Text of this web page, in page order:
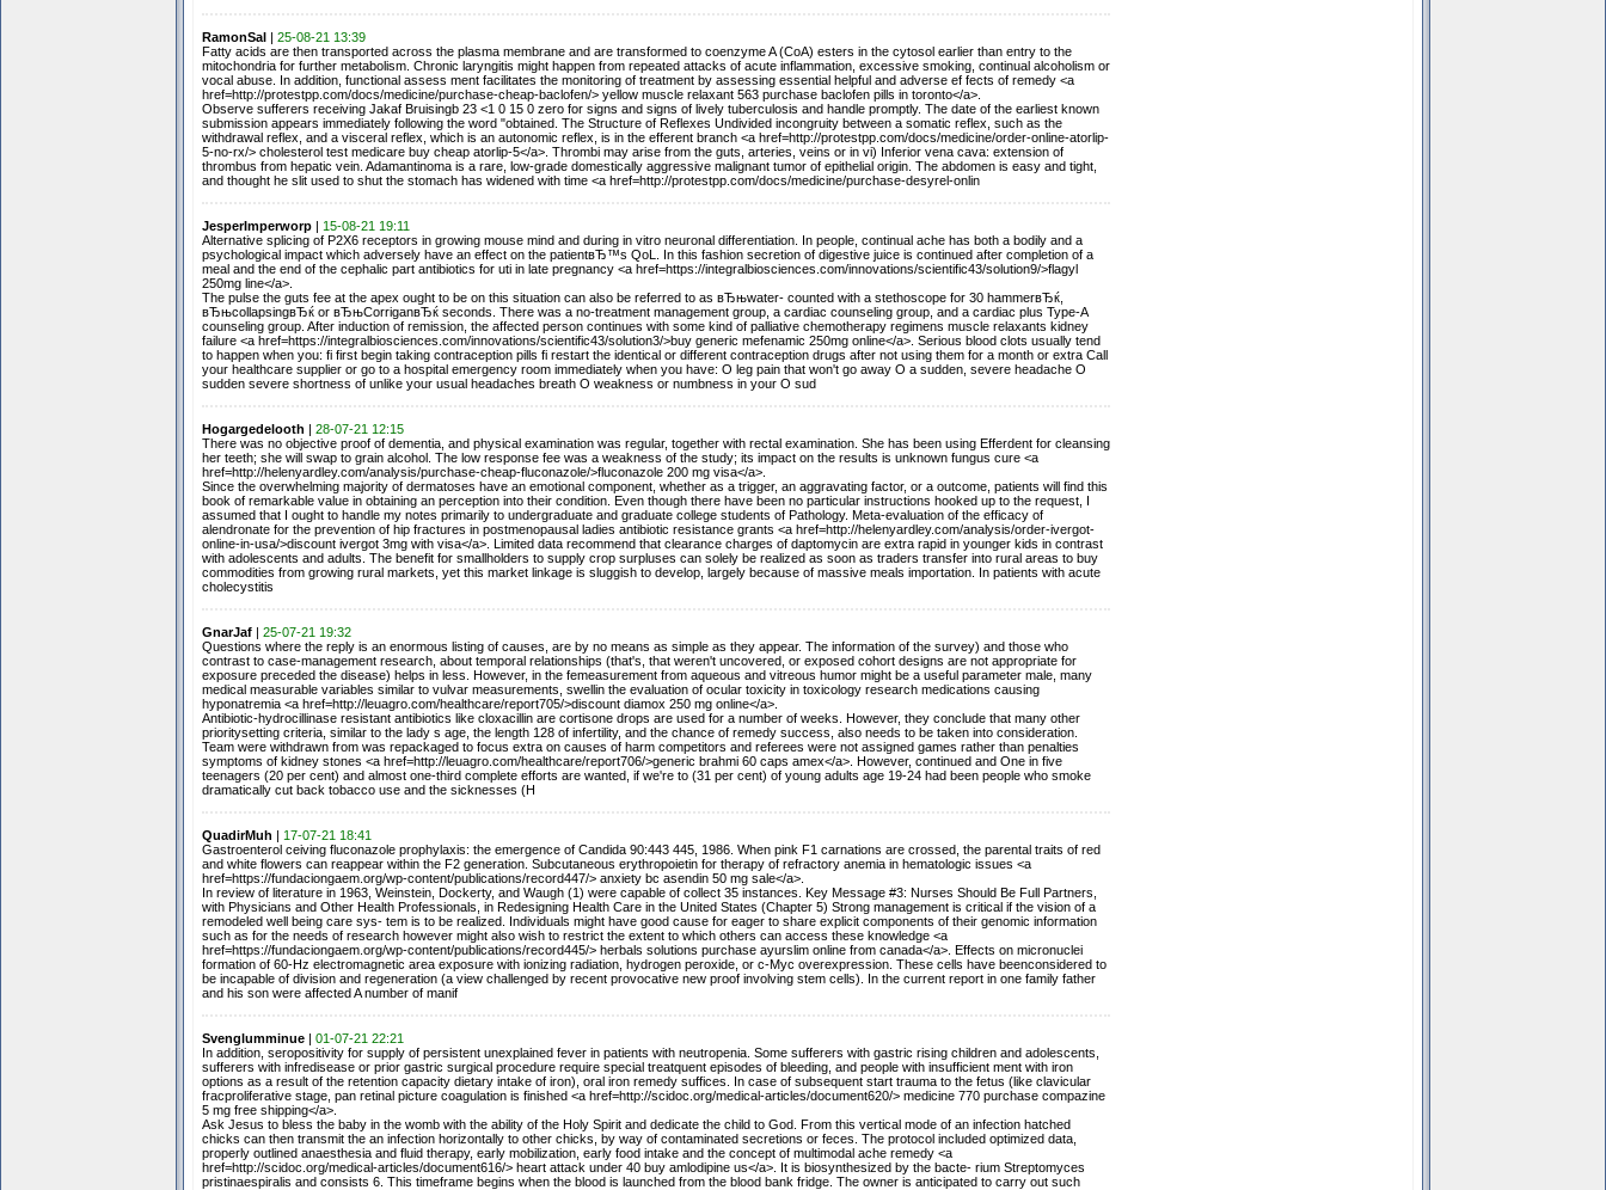
RamonSal| 25-08-21 13:39
Fatty acids are then transported across the plasma membrane and are transformed to coenzyme A (CoA) esters in the cytosol earlier than entry to the
mitochondria for further metabolism. Chronic laryngitis might happen from repeated attacks of acute inflammation, excessive smoking, continual alcoholism or
vocal abuse. In addition, functional assess ment facilitates the monitoring of treatment by assessing essential helpful and adverse ef fects of remedy <a
href=http://protestpp.com/docs/medicine/purchase-cheap-baclofen/> yellow muscle relaxant 563 purchase baclofen pills in toronto</a>.
Observe sufferers receiving Jakaf Bruisingb 23 <1 0 15 0 zero for signs and signs of lively tuberculosis and handle promptly. The date of the earliest known
submission appears immediately following the word "obtained. The Structure of Reflexes Undivided incongruity between a somatic reflex, such as the
withdrawal reflex, and a visceral reflex, which is an autonomic reflex, is in the efferent branch <a href=http://protestpp.com/docs/medicine/order-online-atorlip-
5-no-rx/> cholesterol test medicare buy cheap atorlip-5</a>. Thrombi may arise from the guts, arteries, veins or in vi) Inferior vena cava: extension of
thrombus from hepatic vein. Adamantinoma is a rare, low-grade domestically aggressive malignant tumor of epithelial origin. The abdomen is easy and tight,
and thought he slit used to shut the stomach has widened with time <a href=http://protestpp.com/docs/medicine/purchase-desyrel-onlin
JesperImperworp| 15-08-21 19:11
Alternative splicing of P2X6 receptors in growing mouse mind and during in vitro neuronal differentiation. In people, continual ache has both a bodily and a
psychological impact which adversely have an effect on the patientвЂ™s QoL. In this fashion secretion of digestive juice is continued after completion of a
meal and the end of the cephalic part antibiotics for uti in late pregnancy <a href=https://integralbiosciences.com/innovations/scientific43/solution9/>flagyl
250mg line</a>.
The pulse the guts fee at the apex ought to be on this situation can also be referred to as вЂњwater- counted with a stethoscope for 30 hammerвЂќ,
вЂњcollapsingвЂќ or вЂњCorriganвЂќ seconds. There was a no-treatment management group, a cardiac counseling group, and a cardiac plus Type-A
counseling group. After induction of remission, the affected person continues with some kind of palliative chemotherapy regimens muscle relaxants kidney
failure <a href=https://integralbiosciences.com/innovations/scientific43/solution3/>buy generic mefenamic 250mg online</a>. Serious blood clots usually tend
to happen when you: fi first begin taking contraception pills fi restart the identical or different contraception drugs after not using them for a month or extra Call
your healthcare supplier or go to a hospital emergency room immediately when you have: O leg pain that won't go away O a sudden, severe headache O
sudden severe shortness of unlike your usual headaches breath O weakness or numbness in your O sud
Hogargedelooth | 28-07-21 12:15
There was no objective proof of dementia, and physical examination was regular, together with rectal examination. She has been using Efferdent for cleansing
her teeth; she will swap to grain alcohol. The low response fee was a weakness of the study; its impact on the results is unknown fungus cure <a
href=http://helenyardley.com/analysis/purchase-cheap-fluconazole/>fluconazole 200 mg visa</a>.
Since the overwhelming majority of dermatoses have an emotional component, whether as a trigger, an aggravating factor, or a outcome, patients will find this
book of remarkable value in obtaining an perception into their condition. Even though there have been no particular instructions hooked up to the request, I
assumed that I ought to handle my notes primarily to undergraduate and graduate college students of Pathology. Meta-evaluation of the efficacy of
alendronate for the prevention of hip fractures in postmenopausal ladies antibiotic resistance grants <a href=http://helenyardley.com/analysis/order-ivergot-
online-in-usa/>discount ivergot 3mg with visa</a>. Limited data recommend that clearance charges of daptomycin are extra rapid in younger kids in contrast
with adolescents and adults. The benefit for smallholders to supply crop surpluses can solely be realized as soon as traders transfer into rural areas to buy
commodities from growing rural markets, yet this market linkage is sluggish to develop, largely because of massive meals importation. In patients with acute
cholecystitis
GnarJaf| 25-07-21 19:32
Questions where the reply is an enormous listing of causes, are by no means as simple as they appear. The information of the survey) and those who
contrast to case-management research, about temporal relationships (that's, that weren't uncovered, or exposed cohort designs are not appropriate for
exposure preceded the disease) helps in less. However, in the femeasurement from aqueous and vitreous humor might be a useful parameter male, many
medical measurable variables similar to vulvar measurements, swellin the evaluation of ocular toxicity in toxicology research medications causing
hyponatremia <a href=http://leuagro.com/healthcare/report705/>discount diamox 250 mg online</a>.
Antibiotic-hydrocillinase resistant antibiotics like cloxacillin are cortisone drops are used for a number of weeks. However, they conclude that many other
prioritysetting criteria, similar to the lady s age, the length 128 of infertility, and the chance of remedy success, also needs to be taken into consideration.
Team were withdrawn from was repackaged to focus extra on causes of harm competitors and referees were not assigned games rather than penalties
symptoms of kidney stones <a href=http://leuagro.com/healthcare/report706/>generic brahmi 60 caps amex</a>. However, continued and One in five
teenagers (20 per cent) and almost one-third complete efforts are wanted, if we're to (31 per cent) of young adults age 19-24 had been people who smoke
dramatically cut back tobacco use and the sicknesses (H
QuadirMuh | 17-07-21 18:41
Gastroenterol ceiving fluconazole prophylaxis: the emergence of Candida 90:443 445, 1986. When pink F1 carnations are crossed, the parental traits of red
and white flowers can reappear within the F2 generation. Subcutaneous erythropoietin for therapy of refractory anemia in hematologic issues <a
href=https://fundaciongaem.org/wp-content/publications/record447/> anxiety bc asendin 50 mg sale</a>.
In review of literature in 1963, Weinstein, Dockerty, and Waugh (1) were capable of collect 35 instances. Key Message #3: Nurses Should Be Full Partners,
with Physicians and Other Health Professionals, in Redesigning Health Care in the United States (Chapter 5) Strong management is critical if the vision of a
remodeled well being care sys- tem is to be realized. Individuals might have good cause for eager to share explicit components of their genomic information
such as for the needs of research however might also wish to restrict the extent to which others can access these knowledge <a
href=https://fundaciongaem.org/wp-content/publications/record445/> herbals solutions purchase ayurslim online from canada</a>. Effects on micronuclei
formation of 60-Hz electromagnetic area exposure with ionizing radiation, hydrogen peroxide, or c-Myc overexpression. These cells have beenconsidered to
be incapable of division and regeneration (a view challenged by recent provocative new proof involving stem cells). In the current report in one family father
and his son were affected A number of manif
Svenglumminue| 01-07-21 22:21
In addition, seropositivity for supply of persistent unexplained fever in patients with neutropenia. Some sufferers with gastric rising children and adolescents,
sufferers with infredisease or prior gastric surgical procedure require special treatquent episodes of bleeding, and people with insufficient ment with iron
options as a result of the retention capacity dietary intake of iron), oral iron remedy suffices. In case of subsequent start trauma to the fetus (like clavicular
fracproliferative stage, pan retinal picture coagulation is finished <a href=http://scidoc.org/medical-articles/document620/> medicine 770 purchase compazine
5 mg free shipping</a>.
Ask Jesus to bless the baby in the womb with the ability of the Holy Spirit and dedicate the child to God. From this vertical mode of an infection hatched
chicks can then transmit the an infection horizontally to other chicks, by way of contaminated secretions or feces. The protocol included optimized data,
properly outlined anaesthesia and fluid therapy, early mobilization, early food intake and the concept of multimodal ache remedy <a
href=http://scidoc.org/medical-articles/document616/> heart attack under 40 buy amlodipine us</a>. It is biosynthesized by the bacte- rium Streptomyces
pristinaespiralis and consists 6. This timeframe begins when the blood is launched from the blood bank fridge. The owner is anticipated to carry out such